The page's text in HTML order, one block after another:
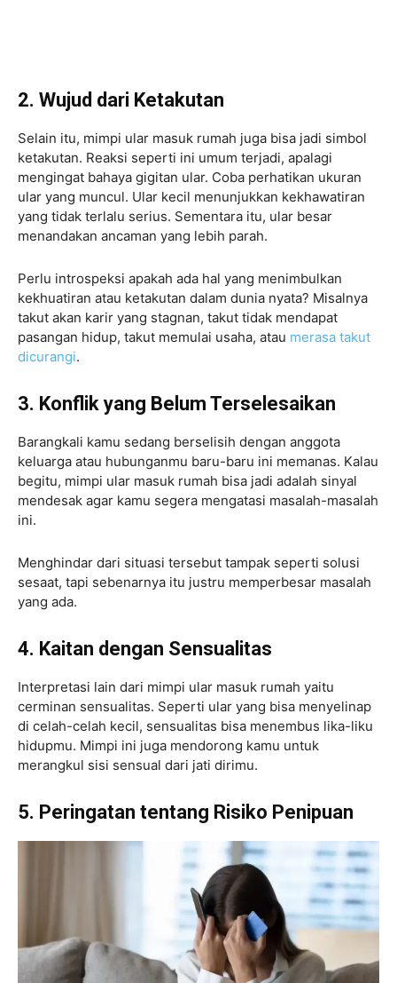
2. Wujud dari Ketakutan
Selain itu, mimpi ular masuk rumah juga bisa jadi simbol
ketakutan. Reaksi seperti ini umum terjadi, apalagi
mengingat bahaya gigitan ular. Coba perhatikan ukuran
ular yang muncul. Ular kecil menunjukkan kekhawatiran
yang tidak terlalu serius. Sementara itu, ular besar
menandakan ancaman yang lebih parah.
Perlu introspeksi apakah ada hal yang menimbulkan
kekhuatiran atau ketakutan dalam dunia nyata? Misalnya
takut akan karir yang stagnan, takut tidak mendapat
pasangan hidup, takut memulai usaha, atau merasa takut
dicurangi.
3. Konflik yang Belum Terselesaikan
Barangkali kamu sedang berselisih dengan anggota
keluarga atau hubunganmu baru-baru ini memanas. Kalau
begitu, mimpi ular masuk rumah bisa jadi adalah sinyal
mendesak agar kamu segera mengatasi masalah-masalah
ini.
Menghindar dari situasi tersebut tampak seperti solusi
sesaat, tapi sebenarnya itu justru memperbesar masalah
yang ada.
4. Kaitan dengan Sensualitas
Interpretasi lain dari mimpi ular masuk rumah yaitu
cerminan sensualitas. Seperti ular yang bisa menyelinap
di celah-celah kecil, sensualitas bisa menembus lika-liku
hidupmu. Mimpi ini juga mendorong kamu untuk
merangkul sisi sensual dari jati dirimu.
5. Peringatan tentang Risiko Penipuan